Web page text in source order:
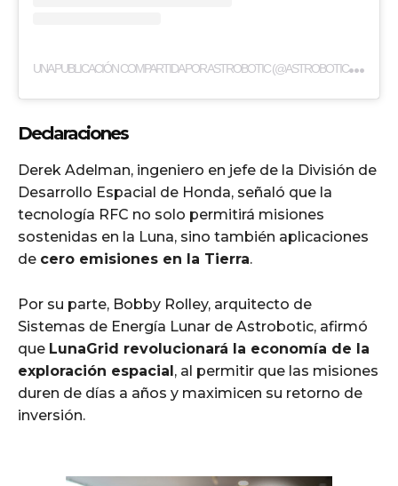
U
NA PUBLICACIÓN COMPARTIDA POR ASTROBOTIC (@ASTROBOTICTECHNOLOGY)
Declaraciones
Derek Adelman, ingeniero en jefe de la División de
Desarrollo Espacial de Honda, señaló que la
tecnología RFC no solo permitirá misiones
sostenidas en la Luna, sino también aplicaciones
de cero emisiones en la Tierra.
Por su parte, Bobby Rolley, arquitecto de
Sistemas de Energía Lunar de Astrobotic, afirmó
que LunaGrid revolucionará la economía de la
exploración espacial, al permitir que las misiones
duren de días a años y maximicen su retorno de
inversión.